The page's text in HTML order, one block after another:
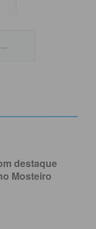
para com
forte
do território.
destaque
Mosteiro